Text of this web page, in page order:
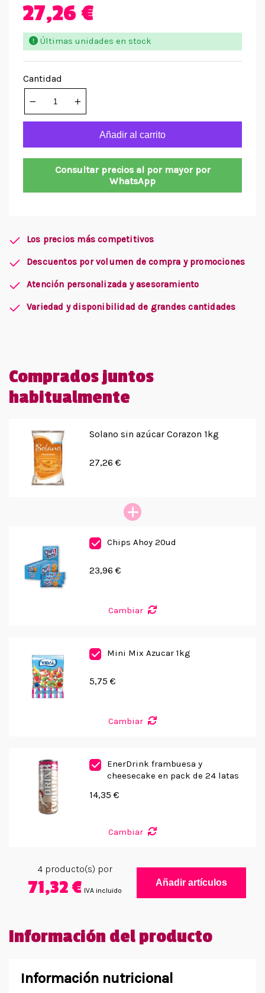
27,26 €
Últimas unidades en stock
Cantidad
Añadir al carrito
Consultar precios al por mayor por
WhatsApp
Los precios más competitivos
Descuentos por volumen de compra y promociones
Atención personalizada y asesoramiento
Variedad y disponibilidad de grandes cantidades
Comprados juntos
habitualmente
Solano sin azúcar Corazon 1kg
27,26 €
Chips Ahoy 20ud
23,96 €
Cambiar
Mini Mix Azucar 1kg
5,75 €
Cambiar
EnerDrink frambuesa y
cheesecake en pack de 24 latas
14,35 €
Cambiar
4producto(s) por
71,32 € IVA incluido
Añadir artículos
Información del producto
Información nutricional